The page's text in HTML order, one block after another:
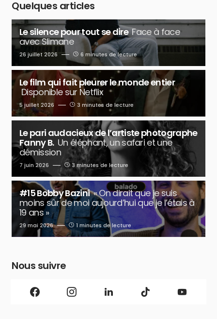
Quelques articles
Le silence pour tout se dire Face à face
avec Slimane
26 juillet 2026 6 minutes de lecture
Le film qui fait pleurer le monde entier
Disponible sur Netflix
5 juillet 2026 3 minutes de lecture
Le pari audacieux de l’artiste photographe
Fanny B. Un éléphant, un safari et une
démission
7 juin 2026 3 minutes de lecture
#15 Bobby Bazini « On dirait que je suis
moins sûr de moi aujourd’hui que je l’étais à
19 ans »
29 mai 2026 1 minutes de lecture
Nous suivre